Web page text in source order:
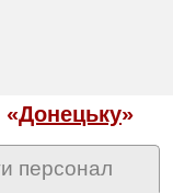
«Донецьку»
персонал